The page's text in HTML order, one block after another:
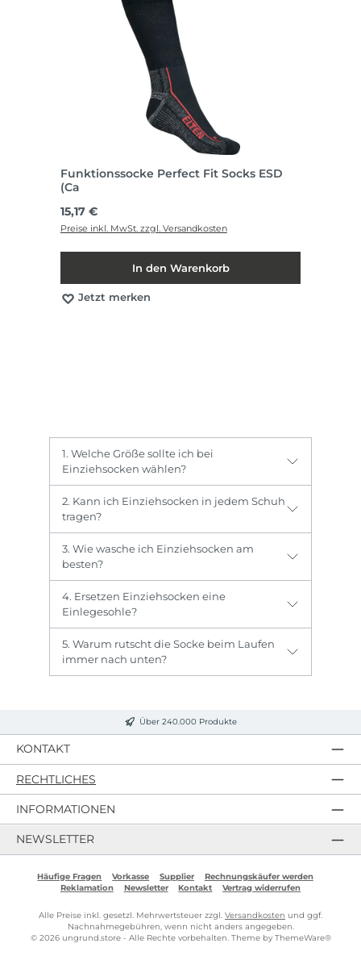
Funktionssocke Perfect Fit Socks ESD
(Ca
Regulärer Preis:
15,17 €
Preise inkl. MwSt. zzgl. Versandkosten
In den Warenkorb
Jetzt merken
1. Welche Größe sollte ich bei
Einziehsocken wählen?
2. Kann ich Einziehsocken in jedem Schuh
tragen?
3. Wie wasche ich Einziehsocken am
besten?
4. Ersetzen Einziehsocken eine
Einlegesohle?
5. Warum rutscht die Socke beim Laufen
immer nach unten?
Über 240.000 Produkte
KONTAKT
RECHTLICHES
INFORMATIONEN
NEWSLETTER
Häufige Fragen Vorkasse Supplier
Rechnungskäufer werden
Reklamation
Newsletter Kontakt Vertrag widerrufen
Alle Preise inkl. gesetzl. Mehrwertsteuer zzgl. Versandkosten und ggf.
Nachnahmegebühren, wenn nicht anders angegeben.
© 2026 ungrund.store - Alle Rechte vorbehalten. Theme by ThemeWare®